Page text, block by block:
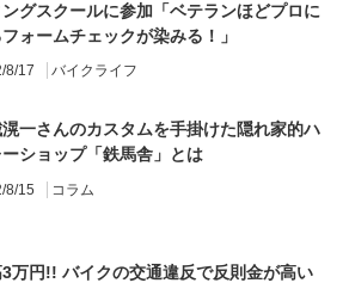
グスクールに参加「ベテランほどプロに
フォームチェックが染みる！」
8/17 バイクライフ
一さんのカスタムを手掛けた隠れ家的ハ
ショップ「鉄馬舎」とは
8/15 コラム
万円!! バイクの交通違反で反則金が高い